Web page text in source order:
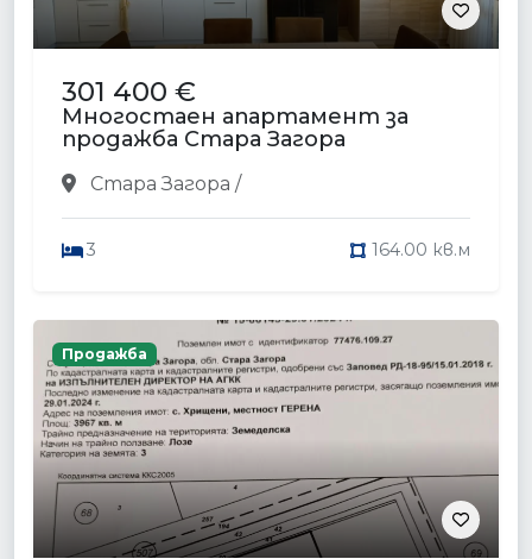
301 400 €
Многостаен апартамент за
продажба Стара Загора
Стара Загора /
3 164.00 кв.м
Продажба